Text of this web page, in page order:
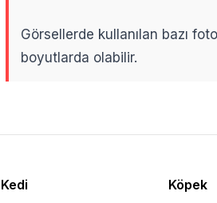
Görsellerde kullanılan bazı
boyutlarda olabilir.
Kedi Köpek